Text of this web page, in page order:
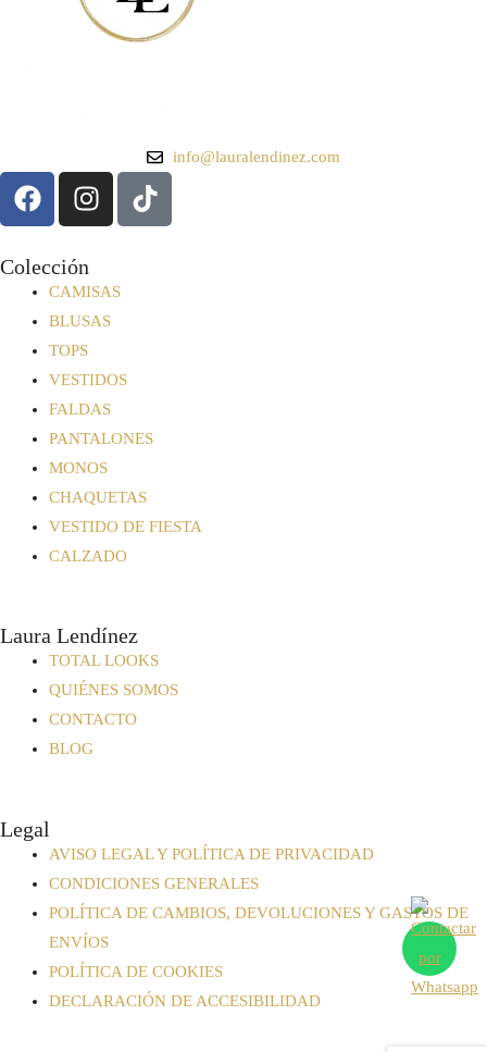
info@lauralendinez.com
Colección
CAMISAS
BLUSAS
TOPS
VESTIDOS
FALDAS
PANTALONES
MONOS
CHAQUETAS
VESTIDO DE FIESTA
CALZADO
Laura Lendínez
TOTAL LOOKS
QUIÉNES SOMOS
CONTACTO
BLOG
Legal
AVISO LEGAL Y POLÍTICA DE PRIVACIDAD
CONDICIONES GENERALES
POLÍTICA DE CAMBIOS, DEVOLUCIONES Y GASTOS DE
ENVÍOS
POLÍTICA DE COOKIES
DECLARACIÓN DE ACCESIBILIDAD